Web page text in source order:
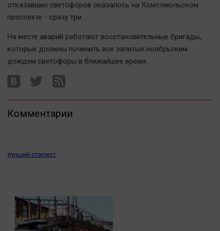
Образование
Автомобили
XX век: криминальные уроки
Банки
Медиаграмотность
Медицина
Новости компаний
Статистика
Bookworms
English version
Online-консультация
отказавших светофоров оказалось на Комсомольском
проспекте - сразу три.
На месте аварий работают восстановительные бригады,
которые должны починить все залитые ноябрьским
дождем светофоры в ближайшее время.
Комментарии
лучший стилист